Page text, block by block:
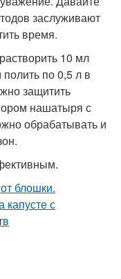
заслуживают
время.
10 мл
по 0,5 л в
защитить
нашатыря с
обрабатывать и